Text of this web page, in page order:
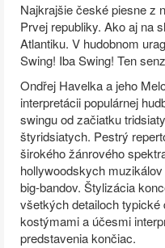
Najkrajšie české piesne z
Prvej republiky. Ako aj na
Atlantiku. V hudobnom
Swing! Iba Swing! Ten
Ondřej Havelka a jeho
interpretácii populárnej
swingu od začiatku
štyridsiatych. Pestrý
širokého žánrového
hollywoodskych
big-bandov. Štylizácia
všetkých detailoch typické
kostýmami a účesmi
predstavenia končiac.